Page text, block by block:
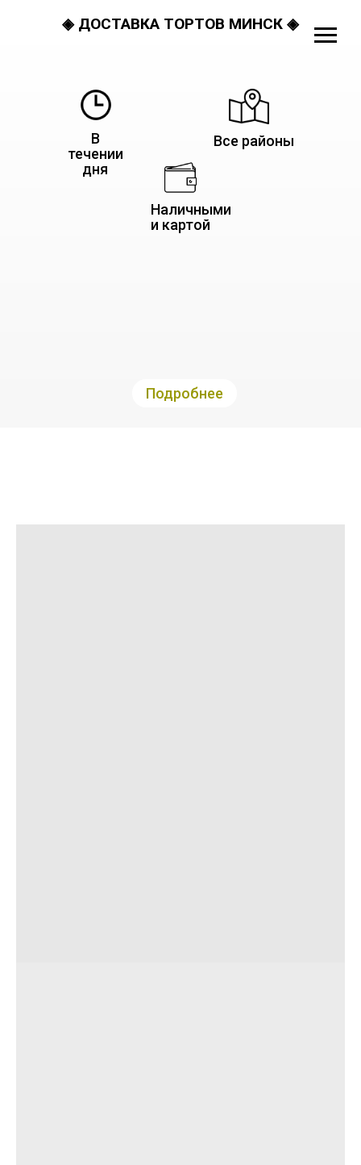
◈ ДОСТАВКА ТОРТОВ МИНСК ◈
В
течении
дня
Все районы
Наличными
и картой
Подробнее